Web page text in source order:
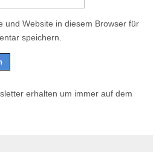
und Website in diesem Browser für
speichern.
erhalten um immer auf dem